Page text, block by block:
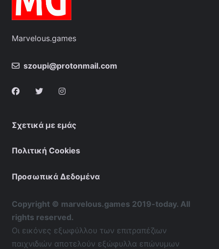
Marvelous.games
szoupi@protonmail.com
Σχετικά με εμάς
Πολιτική Cookies
Προσωπικά Δεδομένα
Copyright © marvelous.games 2019-today. All
rights reserved.
Οι εικόνες εξωφύλλου των επιτραπέζιων
παιχνιδιών αποτελούν εξώφυλλα επώνυμων